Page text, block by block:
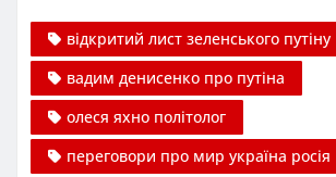
відкритий лист зеленського путіну
вадим денисенко про путіна
олеся яхно політолог
переговори про мир україна росія